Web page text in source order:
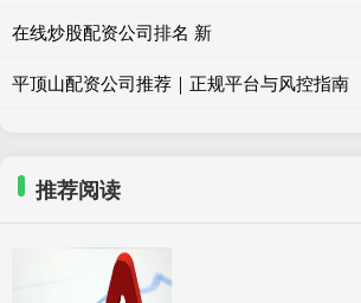
在线炒股配资公司排名 新
平顶山配资公司推荐｜正规平台与风控指南
推荐阅读